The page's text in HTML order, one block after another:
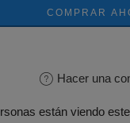
COMPRAR
Hacer una
están viendo